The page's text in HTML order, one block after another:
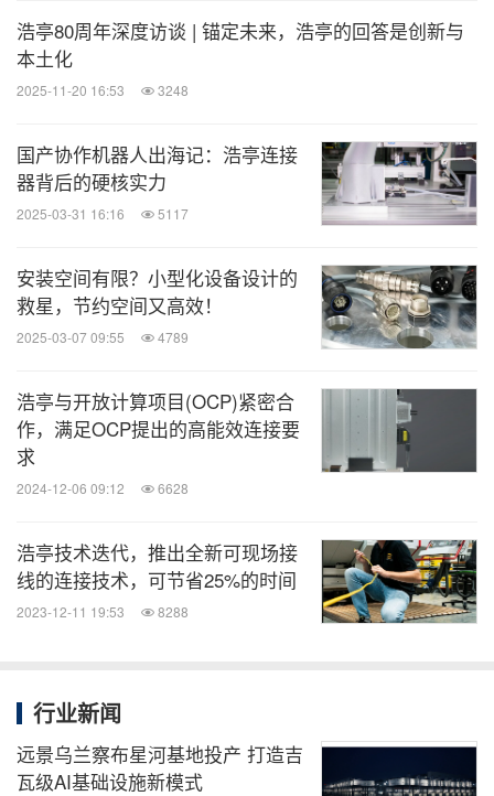
VDMA上海进入中国已有20年，浩亭与它的合作也跨
越了同样的时间。在苗永帅看来，VDMA上海是德资
系，从中国制造产业升级的各个维度深度参与机械制
造及相关领域的变革。双方共同见证了德资企业在中
国的成长，也将继续携手面向未来。
从元器件供应商到解决方案共创者，再到全球化进程
中的同行者——浩亭在中国三十多年的历程，是一条
设备内部；如今，更多中国制造企业走向海外，浩亭
的全球网络、统一标准和本地响应能力，也成为这段
关系继续延展的现实基础。
对中国制造而言，走向全球已不只是产品出口，还包
括技术、供应链和服务体系的整体输出。如何在陌生
市场建立信任，如何让本地服务跟上全球布局，如何
关于浩亭:
浩亭80周年深度访谈 | 锚定未来，浩亭的回答是创新与
本土化
2025-11-20 16:53 3248
国产协作机器人出海记：浩亭连接
器背后的硬核实力
2025-03-31 16:16 5117
安装空间有限？小型化设备设计的
救星，节约空间又高效！
2025-03-07 09:55 4789
浩亭与开放计算项目(OCP)紧密合
作，满足OCP提出的高能效连接要
求
2024-12-06 09:12 6628
浩亭技术迭代，推出全新可现场接
线的连接技术，可节省25%的时间
2023-12-11 19:53 8288
行业新闻
远景乌兰察布星河基地投产 打造吉
瓦级AI基础设施新模式